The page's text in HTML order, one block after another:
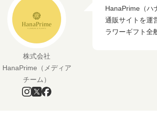
株式会社
HanaPrime（メディア
チーム）
HanaPrime（ハ
通販サイトを運
ラワーギフト全